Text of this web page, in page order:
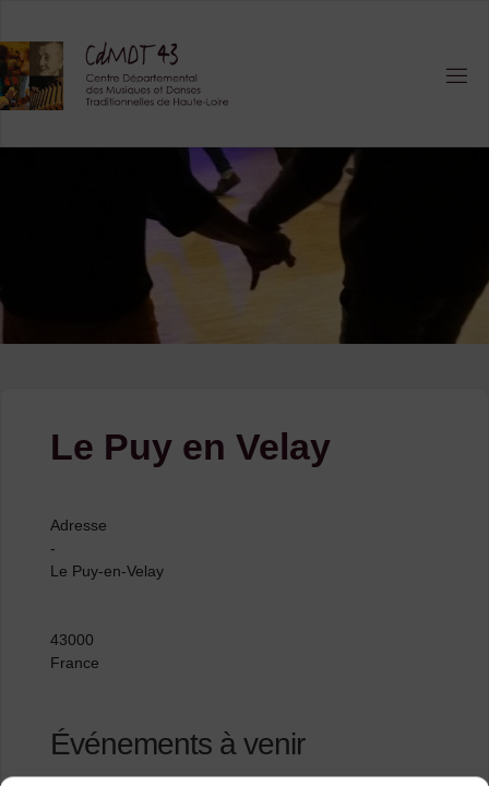
content
Le Puy en Velay
Adresse
-
Le Puy-en-Velay
43000
France
Événements à venir